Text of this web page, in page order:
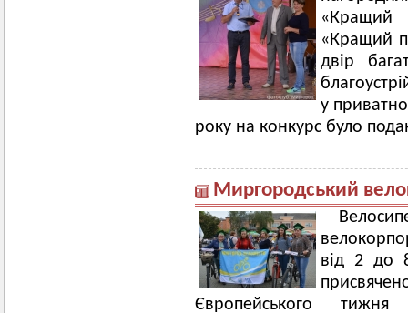
«Кращий
«Кращий
двір
у
року на конкурс було
Миргородський
від 2 до
Європейського тижня